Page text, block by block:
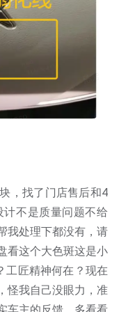
，找了门店售后和4
不是质量问题不给
我处理下都没有，请
看这个大色斑这是小
工匠精神何在？现在
怪我自己没眼力，准